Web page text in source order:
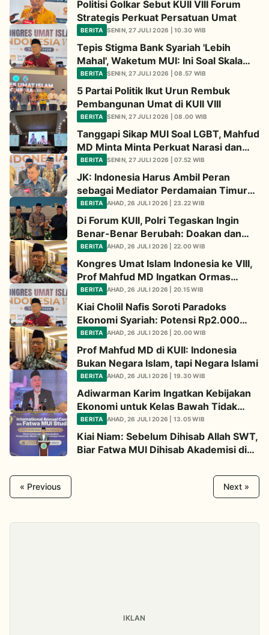
Politisi Golkar Sebut KUII VIII Forum
Strategis Perkuat Persatuan Umat
BERITA SENIN, 27 JULI 2026 | 10.30 WIB
Tepis Stigma Bank Syariah 'Lebih
Mahal', Waketum MUI: Ini Soal Skala
Bisnis, Bukan Sistem
BERITA SENIN, 27 JULI 2026 | 08.57 WIB
5 Partai Politik Ikut Urun Rembuk
Pembangunan Umat di KUII VIII
BERITA SENIN, 27 JULI 2026 | 08.00 WIB
Tanggapi Sikap MUI Soal LGBT, Mahfud
MD Minta Minta Perkuat Narasi dan
Kesepakatan Nasional
BERITA SENIN, 27 JULI 2026 | 07.52 WIB
JK: Indonesia Harus Ambil Peran
sebagai Mediator Perdamaian Timur
Tengah
BERITA AHAD, 26 JULI 2026 | 23.22 WIB
Di Forum KUII, Polri Tegaskan Ingin
Benar-Benar Berubah: Doakan dan
Tetap Kritik Kami
BERITA AHAD, 26 JULI 2026 | 22.00 WIB
Kongres Umat Islam Indonesia ke VIII,
Prof Mahfud MD Ingatkan Ormas
Islam: Jangan Sibuk Amar Ma'ruf Tapi
Lupa Nahi Mungkar
BERITA AHAD, 26 JULI 2026 | 20.15 WIB
Kiai Cholil Nafis Soroti Paradoks
Ekonomi Syariah: Potensi Rp2.000
Triliun, Inklusi Baru 11 Persen
BERITA AHAD, 26 JULI 2026 | 20.00 WIB
Prof Mahfud MD di KUII: Indonesia
Bukan Negara Islam, tapi Negara Islami
BERITA AHAD, 26 JULI 2026 | 19.30 WIB
Adiwarman Karim Ingatkan Kebijakan
Ekonomi untuk Kelas Bawah Tidak
Lantas Melupakan Nasib Kelas
Menengah
BERITA AHAD, 26 JULI 2026 | 13.05 WIB
Kiai Niam: Sebelum Dihisab Allah SWT,
Biar Fatwa MUI Dihisab Akademisi di
« Previous Next »
IKLAN